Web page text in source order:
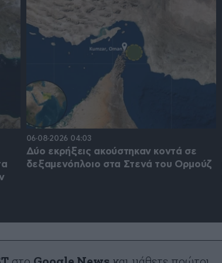
06·08·2026 04:03
Δύο εκρήξεις ακούστηκαν κοντά σε
δεξαμενόπλοιο στα Στενά του Ορμούζ